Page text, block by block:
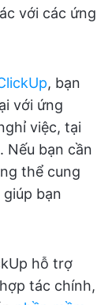
với các ứng
, bạn
với ứng
việc, tại
Nếu bạn cần
thể cung
bạn
hỗ trợ
tác chính,